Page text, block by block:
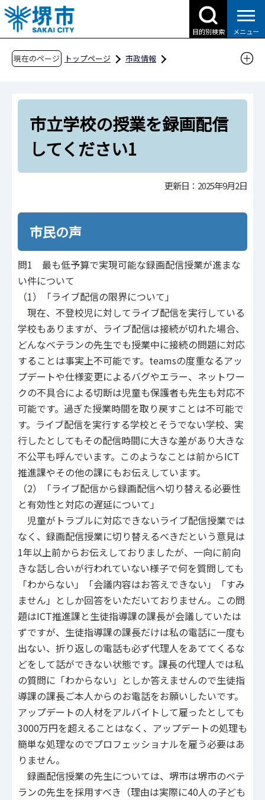
こ
の
ペ
目的別検索 メニュー
現在のページ トップページ
市政情報
市民の声
市民の声Q&A（令和5年度分）
令和5年6月15日更新
市立学校の授業を録画配信してください1
市立学校の授業を録画配信
してください1
更新日：2025年9月2日
市民の声
問1 最も低予算で実現可能な録画配信授業が進まな
い件について
（1）「ライブ配信の限界について」
現在、不登校児に対してライブ配信を実行している
学校もありますが、ライブ配信は接続が切れた場合、
どんなベテランの先生でも授業中に接続の問題に対応
することは事実上不可能です。teamsの度重なるアッ
プデートや仕様変更によるバグやエラー、ネットワー
クの不具合による切断は児童も保護者も先生も対応不
可能です。過ぎた授業時間を取り戻すことは不可能で
す。ライブ配信を実行する学校とそうでない学校、実
行したとしてもその配信時間に大きな差があり大きな
不公平も呼んでいます。このようなことは前からICT
推進課やその他の課にもお伝えしています。
（2）「ライブ配信から録画配信へ切り替える必要性
と有効性と対応の遅延について」
児童がトラブルに対応できないライブ配信授業では
なく、録画配信授業に切り替えるべきだという意見は
1年以上前からお伝えしておりましたが、一向に前向
きな話し合いが行われていない様子で何を質問しても
「わからない」「会議内容はお答えできない」「すみ
ません」としか回答をいただいておりません。この問
題はICT推進課と生徒指導課の課長が会議していたは
ずですが、生徒指導課の課長だけは私の電話に一度も
出ない、折り返しの電話も必ず代理人をあててくるな
どをして話ができない状態です。課長の代理人では私
の質問に「わからない」としか答えませんので生徒指
導課の課長ご本人からのお電話をお願いしたいです。
アップデートの人材をアルバイトして雇ったとしても
3000万円を超えることはなく、アップデートの処理も
簡単な処理なのでプロフェッショナルを雇う必要はあ
りません。
録画配信授業の先生については、堺市は堺市のベテ
ランの先生を採用すべき（理由は実際に40人の子ども